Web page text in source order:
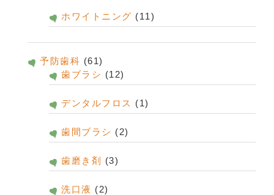
ホワイトニング (11)
予防歯科 (61)
歯ブラシ (12)
デンタルフロス (1)
歯間ブラシ (2)
歯磨き剤 (3)
洗口液 (2)